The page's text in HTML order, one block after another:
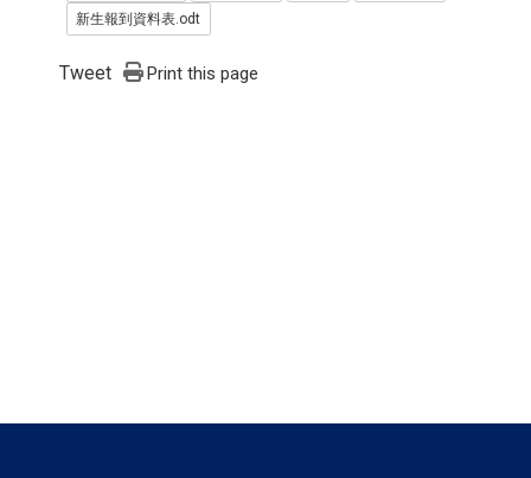
新生報到資料表.odt
Tweet Print this page